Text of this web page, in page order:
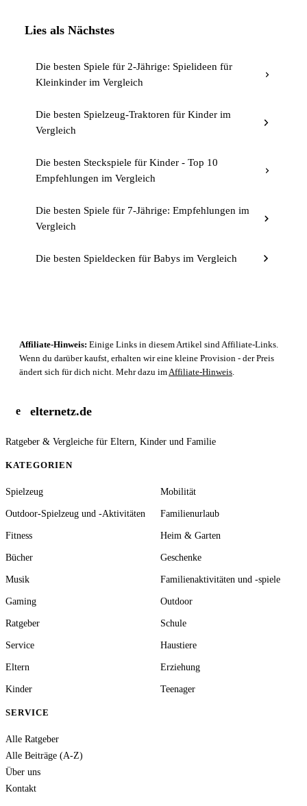
Lies als Nächstes
Die besten Spiele für 2-Jährige: Spielideen für
Kleinkinder im Vergleich
Die besten Spielzeug-Traktoren für Kinder im
Vergleich
Die besten Steckspiele für Kinder - Top 10
Empfehlungen im Vergleich
Die besten Spiele für 7-Jährige: Empfehlungen im
Vergleich
Die besten Spieldecken für Babys im Vergleich
Affiliate-Hinweis: Einige Links in diesem Artikel sind Affiliate-Links.
Wenn du darüber kaufst, erhalten wir eine kleine Provision - der Preis
ändert sich für dich nicht. Mehr dazu im Affiliate-Hinweis
e elternetz.de
Ratgeber & Vergleiche für Eltern, Kinder und Familie
KATEGORIEN
Spielzeug Mobilität
Outdoor-Spielzeug und -Aktivitäten Familienurlaub
Fitness Heim & Garten
Bücher Geschenke
Musik Familienaktivitäten und -spiele
Gaming Outdoor
Ratgeber Schule
Service Haustiere
Eltern Erziehung
Kinder Teenager
SERVICE
Alle Ratgeber
Alle Beiträge (A-Z)
Über uns
Kontakt